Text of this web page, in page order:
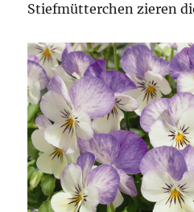
Stiefmütterchen zieren